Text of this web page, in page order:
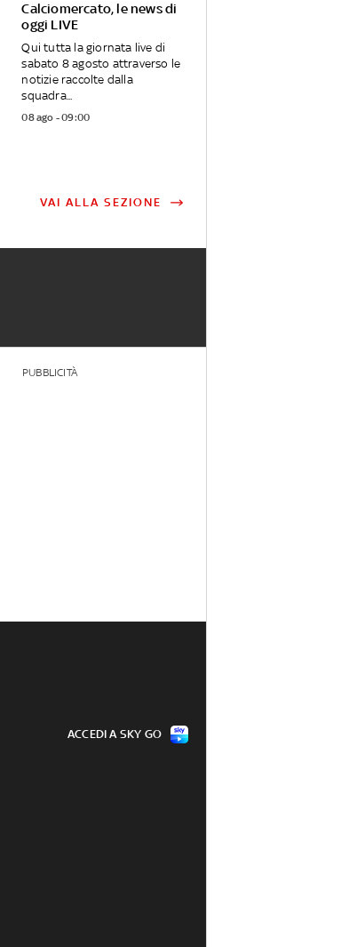
Calciomercato, le news di
oggi LIVE
Qui tutta la giornata live di
sabato 8 agosto attraverso le
notizie raccolte dalla
squadra...
08 ago - 09:00
VAI ALLA SEZIONE
PUBBLICITÀ
ACCEDI A SKY GO